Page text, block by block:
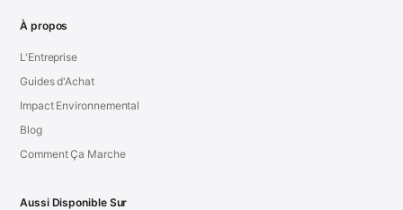
À propos
L'Entreprise
Guides d'Achat
Impact Environnemental
Blog
Comment Ça Marche
Aussi Disponible Sur